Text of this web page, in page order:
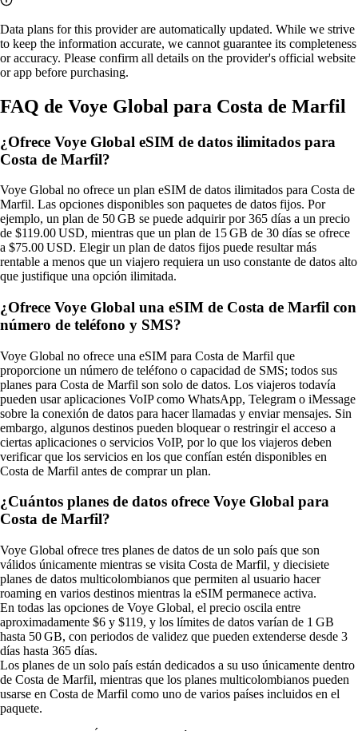
Data plans for this provider are automatically updated. While we strive
to keep the information accurate, we cannot guarantee its completeness
or accuracy. Please confirm all details on the provider's official website
or app before purchasing.
FAQ de Voye Global para Costa de Marfil
¿Ofrece Voye Global eSIM de datos ilimitados para
Costa de Marfil?
Voye Global no ofrece un plan eSIM de datos ilimitados para Costa de
Marfil. Las opciones disponibles son paquetes de datos fijos. Por
ejemplo, un plan de 50 GB se puede adquirir por 365 días a un precio
de $119.00 USD, mientras que un plan de 15 GB de 30 días se ofrece
a $75.00 USD. Elegir un plan de datos fijos puede resultar más
rentable a menos que un viajero requiera un uso constante de datos alto
que justifique una opción ilimitada.
¿Ofrece Voye Global una eSIM de Costa de Marfil con
número de teléfono y SMS?
Voye Global no ofrece una eSIM para Costa de Marfil que
proporcione un número de teléfono o capacidad de SMS; todos sus
planes para Costa de Marfil son solo de datos. Los viajeros todavía
pueden usar aplicaciones VoIP como WhatsApp, Telegram o iMessage
sobre la conexión de datos para hacer llamadas y enviar mensajes. Sin
embargo, algunos destinos pueden bloquear o restringir el acceso a
ciertas aplicaciones o servicios VoIP, por lo que los viajeros deben
verificar que los servicios en los que confían estén disponibles en
Costa de Marfil antes de comprar un plan.
¿Cuántos planes de datos ofrece Voye Global para
Costa de Marfil?
Voye Global ofrece tres planes de datos de un solo país que son
válidos únicamente mientras se visita Costa de Marfil, y diecisiete
planes de datos multicolombianos que permiten al usuario hacer
roaming en varios destinos mientras la eSIM permanece activa.
En todas las opciones de Voye Global, el precio oscila entre
aproximadamente $6 y $119, y los límites de datos varían de 1 GB
hasta 50 GB, con periodos de validez que pueden extenderse desde 3
días hasta 365 días.
Los planes de un solo país están dedicados a su uso únicamente dentro
de Costa de Marfil, mientras que los planes multicolombianos pueden
usarse en Costa de Marfil como uno de varios países incluidos en el
paquete.